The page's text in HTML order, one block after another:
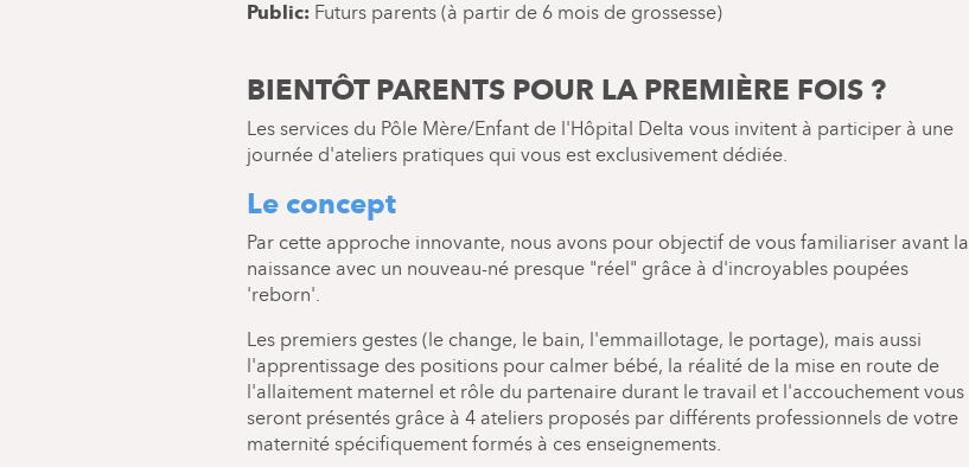
Public Futurs parents (à partir de 6 mois de grossesse)
BIENTÔT PARENTS POUR LA PREMIÈRE FOIS ?
Les services du Pôle Mère/Enfant de l'Hôpital Delta vous invitent à participer à une
journée d'ateliers pratiques qui vous est exclusivement dédiée.
Le concept
Par cette approche innovante, nous avons pour objectif de vous familiariser avant la
naissance avec un nouveau-né presque "réel" grâce à d'incroyables poupées
'reborn'.
Les premiers gestes (le change, le bain, l'emmaillotage, le portage), mais aussi
l'apprentissage des positions pour calmer bébé, la réalité de la mise en route de
l'allaitement maternel et rôle du partenaire durant le travail et l'accouchement vous
seront présentés grâce à 4 ateliers proposés par différents professionnels de votre
maternité spécifiquement formés à ces enseignements.